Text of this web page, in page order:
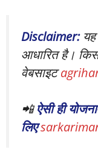
Disclaimer:यह
आधारित है।
वेबसाइट
📲ऐसी ही
लिए